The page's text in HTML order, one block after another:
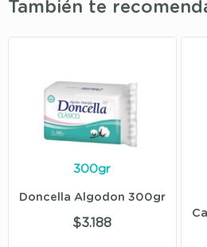
También te
300gr
Doncella Algodon 300gr
$3.188